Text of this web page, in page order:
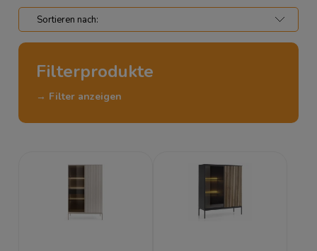
Filterprodukte
→ Filter anzeigen